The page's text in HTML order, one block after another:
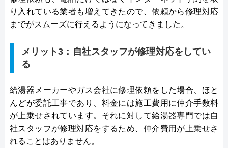
り入れている業者も増えてきたので、依頼から修理対応
までがスムーズに行えるようになってきました。
メリット3：自社スタッフが修理対応をしてい
る
給湯器メーカーやガス会社に修理依頼をした場合、ほと
んどが委託工事であり、料金には施工費用に仲介手数料
が上乗せされています。それに対して給湯器専門では自
社スタッフが修理対応をするため、仲介費用が上乗せさ
れることはありません。